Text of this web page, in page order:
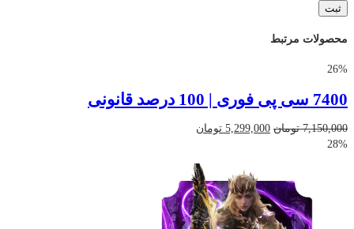
محصولات مرتبط
26%
7400 سی پی فوری | 100 درصد قانونی
7,150,000 تومان قیمت
بود.
5,299,000 تومان
است.
28%